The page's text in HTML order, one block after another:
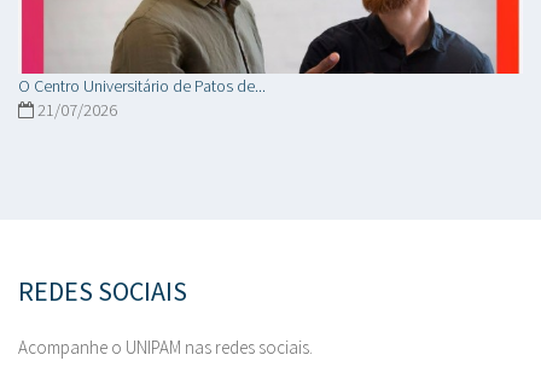
O Centro Universitário de Patos de...
21/07/2026
REDES SOCIAIS
Acompanhe o UNIPAM nas redes sociais.